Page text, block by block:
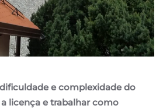
e complexidade do
licença e trabalhar como